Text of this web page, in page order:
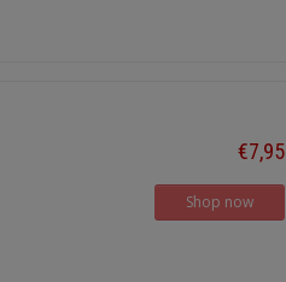
€7,95
Shop now